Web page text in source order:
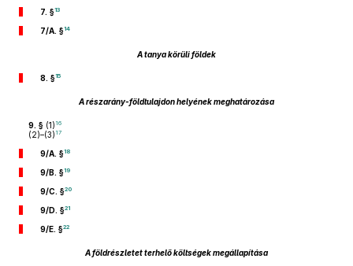
7. §13
7/A. §14
A tanya körüli földek
8. §15
A részarány-földtulajdon helyének meghatározása
9. § (1) 16
(2)–(3) 17
9/A. §18
9/B. §19
9/C. §20
9/D. §21
9/E. §22
A földrészletet terhelő költségek megállapítása